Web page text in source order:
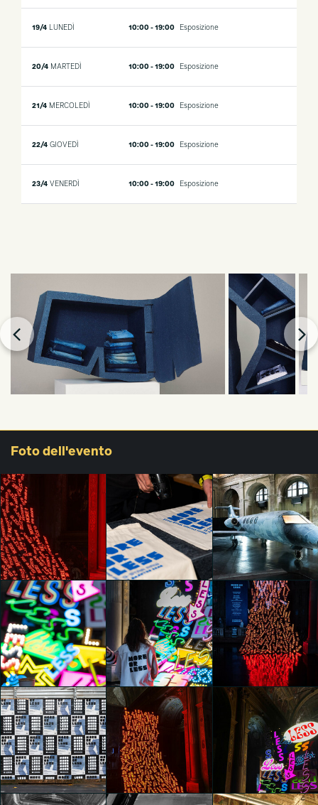
19/4 LUNEDÌ 10:00 - 19:00 Esposizione
20/4 MARTEDÌ 10:00 - 19:00 Esposizione
21/4 MERCOLEDÌ 10:00 - 19:00 Esposizione
22/4 GIOVEDÌ 10:00 - 19:00 Esposizione
23/4 VENERDÌ 10:00 - 19:00 Esposizione
Foto dell'evento
Maarten Baas & G-
Star RAW | More or
Less
Lavinia Elettra
Reggiani
Maarten Baas & G-
Star RAW | More or
Less
Giada Vercesi
Maarten Baas & G-
Star RAW | More or
Less
Giada Vercesi
Maarten Baas & G-
Star RAW | More or
Less
Giada Vercesi
Maarten Baas & G-
Star RAW | More or
Less
Giada Vercesi
Maarten Baas & G-
Star RAW | More or
Less
Giada Vercesi